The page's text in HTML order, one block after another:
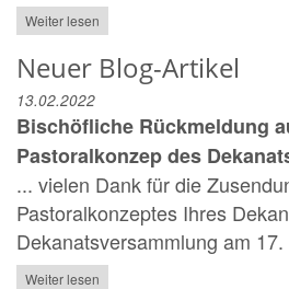
Weiter lesen
Neuer Blog-Artikel
13.02.2022
Bischöfliche Rückmeldung
Pastoralkonzep des
... vielen Dank für die
Pastoralkonzeptes Ihres
Dekanatsversammlung am 17.
Weiter lesen